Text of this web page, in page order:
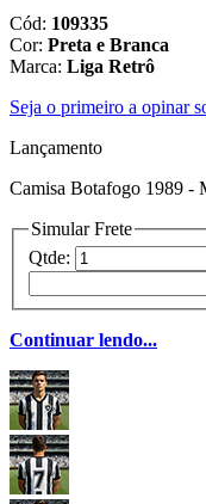
Cód: 109335
Cor: Preta e Branca
Marca: Liga Retrô
Seja o primeiro a opinar
Lançamento
Camisa Botafogo 1989 -
Simular Frete
Qtde:
Continuar lendo...